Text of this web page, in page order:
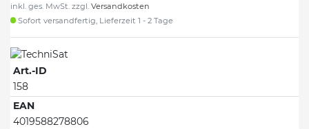
inkl. ges. MwSt. zzgl. Versandkosten
Sofort versandfertig, Lieferzeit 1 - 2 Tage
Art.-ID
158
EAN
4019588278806